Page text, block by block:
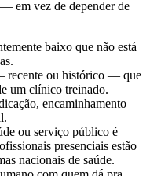
em vez de depender de
baixo que não está
recente ou histórico — que
um clínico treinado.
encaminhamento
ou serviço público é
presenciais estão
nacionais de saúde.